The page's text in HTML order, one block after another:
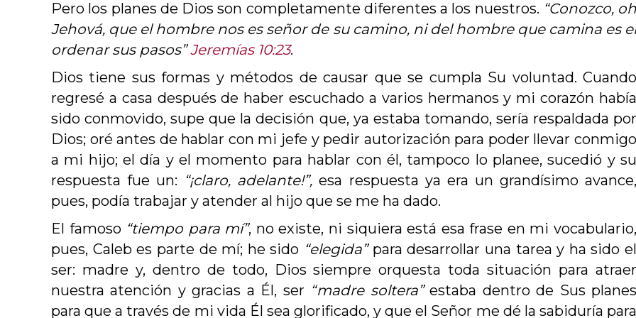
Pero los planes de Dios son completamente diferentes a los nuestros. “Conozco, oh
Jehová, que el hombre nos es señor de su camino, ni del hombre que camina es el
ordenar sus pasos” Jeremías 10:23.
Dios tiene sus formas y métodos de causar que se cumpla Su voluntad. Cuando
regresé a casa después de haber escuchado a varios hermanos y mi corazón había
sido conmovido, supe que la decisión que, ya estaba tomando, sería respaldada por
Dios; oré antes de hablar con mi jefe y pedir autorización para poder llevar conmigo
a mi hijo; el día y el momento para hablar con él, tampoco lo planee, sucedió y su
respuesta fue un: “¡claro, adelante!”, esa respuesta ya era un grandísimo avance,
pues, podía trabajar y atender al hijo que se me ha dado.
El famoso “tiempo para mí”, no existe, ni siquiera está esa frase en mi vocabulario,
pues, Caleb es parte de mí; he sido “elegida”para desarrollar una tarea y ha sido el
ser: madre y, dentro de todo, Dios siempre orquesta toda situación para atraer
nuestra atención y gracias a Él, ser “madre soltera”estaba dentro de Sus planes
para que a través de mi vida Él sea glorificado, y que el Señor me dé la sabiduría para